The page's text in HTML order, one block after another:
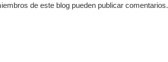
de este blog pueden publicar comentarios.